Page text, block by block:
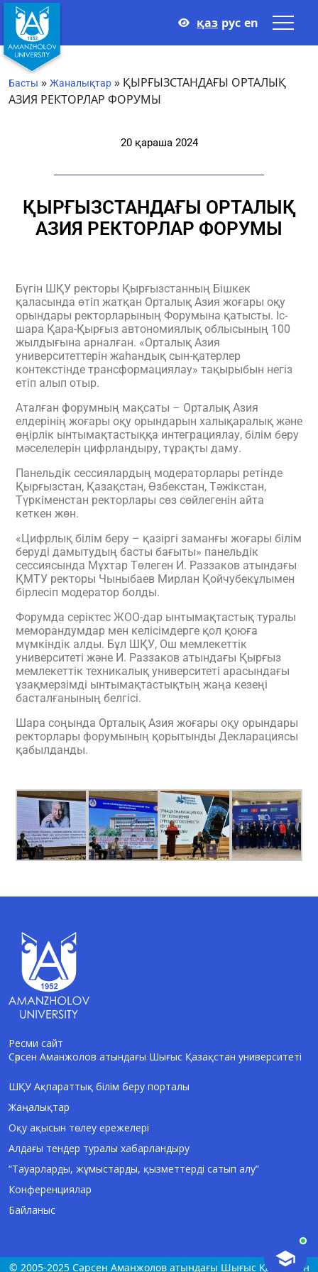
қаз рус en
Басты » Жаналықтар » ҚЫРҒЫЗСТАНДАҒЫ ОРТАЛЫҚ
АЗИЯ РЕКТОРЛАР ФОРУМЫ
20 қараша 2024
ҚЫРҒЫЗСТАНДАҒЫ ОРТАЛЫҚ
АЗИЯ РЕКТОРЛАР ФОРУМЫ
Бүгін ШҚУ ректоры Қырғызстанның Бішкек
қаласында өтіп жатқан Орталық Азия жоғары оқу
орындары ректорларының Форумына қатысты. Іс-
шара Қара-Қырғыз автономиялық облысының 100
жылдығына арналған. «Орталық Азия
университеттерін жаһандық сын-қатерлер
контекстінде трансформациялау» тақырыбын негіз
етіп алып отыр.
Аталған форумның мақсаты – Орталық Азия
елдерінің жоғары оқу орындарын халықаралық және
өңірлік ынтымақтастыққа интеграциялау, білім беру
мәселелерін цифрландыру, тұрақты даму.
Панельдік сессиялардың модераторлары ретінде
Қырғызстан, Қазақстан, Өзбекстан, Тәжікстан,
Түркіменстан ректорлары сөз сөйлегенін айта
кеткен жөн.
«Цифрлық білім беру – қазіргі заманғы жоғары білім
беруді дамытудың басты бағыты» панельдік
сессиясында Мұхтар Төлеген И. Раззаков атындағы
ҚМТУ ректоры Чыныбаев Мирлан Қойчубекұлымен
бірлесіп модератор болды.
Форумда серіктес ЖОО-дар ынтымақтастық туралы
меморандумдар мен келісімдерге қол қоюға
мүмкіндік алды. Бұл ШҚУ, Ош мемлекеттік
университеті және И. Раззаков атындағы Қырғыз
мемлекеттік техникалық университеті арасындағы
ұзақмерзімді ынтымақтастықтың жаңа кезеңі
басталғанының белгісі.
Шара соңында Орталық Азия жоғары оқу орындары
ректорлары форумының қорытынды Декларациясы
қабылданды.
Ресми сайт
Сәрсен Аманжолов атындағы Шығыс Қазақстан университеті
ШҚУ Ақпараттық білім беру порталы
Жаңалықтар
Оқу ақысын төлеу ережелері
Алдағы тендер туралы хабарландыру
“Тауарларды, жұмыстарды, қызметтерді сатып алу”
Конференциялар
Байланыс
© 2005-2025 Сәрсен Аманжолов атындағы Шығыс Қазақстан
AI-Talapker
Сәлем! Мен AI-Talapker — Сәрсен
Аманжолов атындағы Шығыс Қазақстан
университеті (ШҚУ) көмекшісімін.
Бакалавриат, магистратура, докторантура